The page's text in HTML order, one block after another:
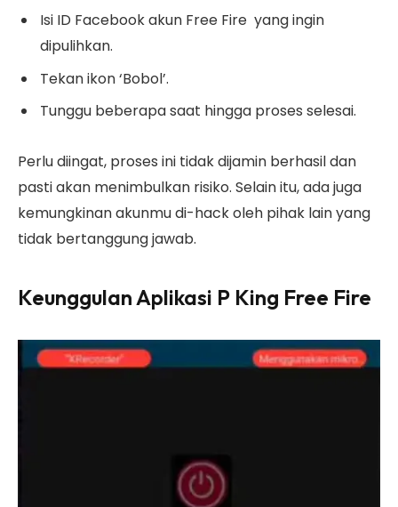
Isi ID Facebook akun Free Fire yang ingin
dipulihkan.
Tekan ikon ‘Bobol’.
Tunggu beberapa saat hingga proses selesai.
Perlu diingat, proses ini tidak dijamin berhasil dan
pasti akan menimbulkan risiko. Selain itu, ada juga
kemungkinan akunmu di-hack oleh pihak lain yang
tidak bertanggung jawab.
Keunggulan Aplikasi P King Free Fire